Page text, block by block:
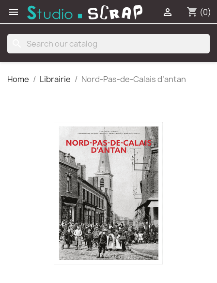
 shopping_cart (0)

Home Librairie Nord-Pas-de-Calais d’antan